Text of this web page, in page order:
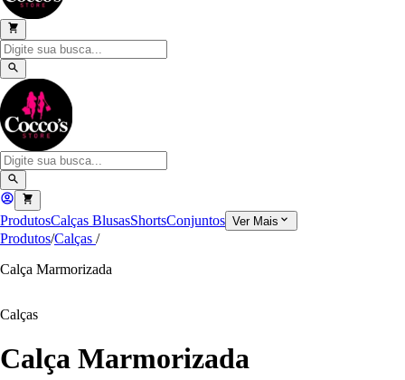
ProdutosCalças BlusasShortsConjuntos Ver Mais
Produtos/Calças /
Calça Marmorizada
Calças
Calça Marmorizada